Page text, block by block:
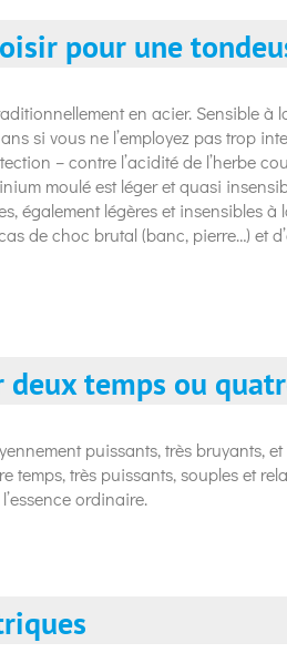
pour une
en acier. Sensible à
si vous ne l’employez pas trop
– contre l’acidité de l’herbe
moulé est léger et quasi
également légères et insensibles
de choc brutal (banc, pierre…) et
temps ou
puissants, très bruyants,
temps, très puissants, souples et
ordinaire.